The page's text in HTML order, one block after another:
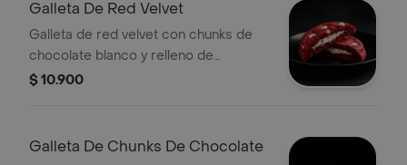
Galleta De Red Velvet
Galleta de red velvet con chunks de
chocolate blanco y relleno de
cheesecake.
$ 10.900
Galleta De Chunks De Chocolate